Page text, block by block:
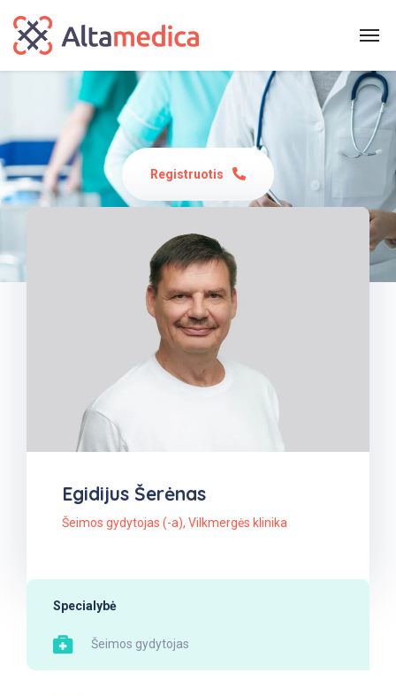
Registruotis
Egidijus Šerėnas
Šeimos gydytojas (-a), Vilkmergės klinika
Specialybė
Šeimos gydytojas